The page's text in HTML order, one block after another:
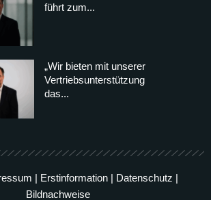
führt zum...
„Wir bieten mit unserer
Vertriebsunterstützung
das...
| Erstinformation| Datenschutz |
Bildnachweise